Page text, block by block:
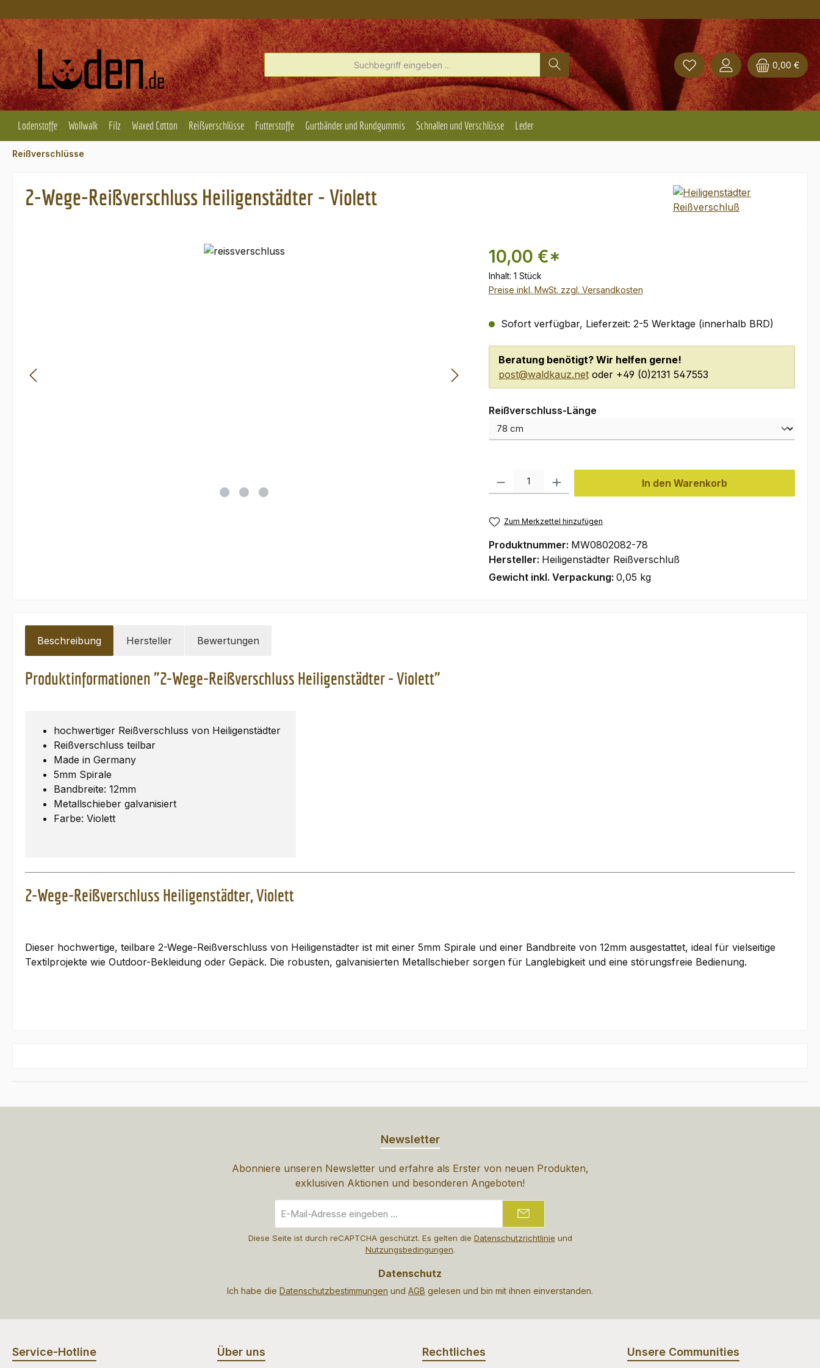
0,00 €
Lodenstoffe Wollwalk Filz Waxed Cotton Reißverschlüsse Futterstoffe Gurtbänder und Rundgummis Schnallen und Verschlüsse Leder
Reißverschlüsse
2-Wege-Reißverschluss Heiligenstädter - Violett
10,00 €*
Inhalt: 1 Stück
Preise inkl. MwSt. zzgl. Versandkosten
Sofort verfügbar, Lieferzeit: 2-5 Werktage (innerhalb BRD)
Beratung benötigt? Wir helfen gerne!
post@waldkauz.netoder +49 (0)2131 547553
Reißverschluss-Längeauswählen
Produkt Anzahl: Gib den gewünschten Wert ein oder benutze die Schaltflächen
In den Warenkorb
Zum Merkzettel hinzufügen
Produktnummer: MW0802082-78
Hersteller: Heiligenstädter Reißverschluß
Gewicht inkl. Verpackung: 0,05 kg
Beschreibung Hersteller Bewertungen
Produktinformationen "2-Wege-Reißverschluss Heiligenstädter - Violett"
hochwertiger Reißverschluss von Heiligenstädter
Reißverschluss teilbar
Made in Germany
5mm Spirale
Bandbreite: 12mm
Metallschieber galvanisiert
Farbe: Violett
2-Wege-Reißverschluss Heiligenstädter, Violett
Dieser hochwertige, teilbare 2-Wege-Reißverschluss von Heiligenstädter ist mit einer 5mm Spirale und einer Bandbreite von 12mm ausgestattet, ideal für vielseitige
Textilprojekte wie Outdoor-Bekleidung oder Gepäck. Die robusten, galvanisierten Metallschieber sorgen für Langlebigkeit und eine störungsfreie Bedienung.
Newsletter
Abonniere unseren Newsletter und erfahre als Erster von neuen Produkten,
exklusiven Aktionen und besonderen Angeboten!
Mail-
Diese Seite ist durch reCAPTCHA geschützt. Es gelten die Datenschutzrichtlinie und
Nutzungsbedingungen.
Datenschutz
Ich habe die Datenschutzbestimmungen und AGB gelesen und bin mit ihnen einverstanden.
Service-Hotline Über uns Rechtliches Unsere Communities